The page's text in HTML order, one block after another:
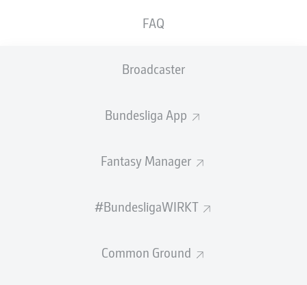
FAQ
Broadcaster
Bundesliga App
Fantasy Manager
#BundesligaWIRKT
Common Ground
schließt sich Bundesliga-Aufsteiger FC Schalke
Vertrag des neunfachen österreichischen
Anforderungen an unsere Spielidee erfüllt. Er arbeitet
ein Teamplayer, der seine Stärken auf mehreren
Profifußball Youri Mulder.